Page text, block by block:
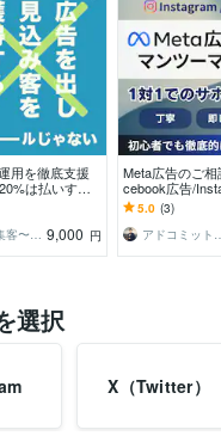
用を徹底支援
は払いす
い運用を徹底
利益に繋がる集客〜株式会社Yoki〜 9,000 円
Meta広告のご
cebook広告/
5.0 (3)
アドコミッ
選択
X（Twitter）